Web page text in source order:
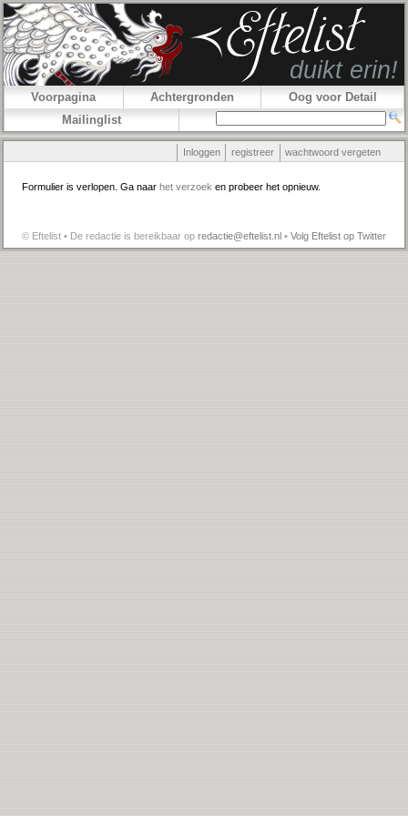
Voorpagina Achtergronden
Oog voor Detail
Mailinglist
Inloggen registreer wachtwoord vergeten
Formulier is verlopen. Ga naar het verzoek en probeer het opnieuw.
© Eftelist • De redactie is bereikbaar op redactie@eftelist.nl • Volg Eftelist op Twitter